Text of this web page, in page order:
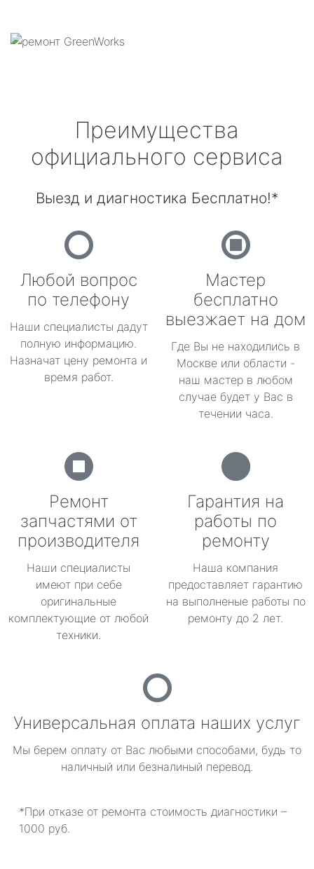
Преимущества
официального сервиса
Выезд и диагностика Бесплатно!*
Любой вопрос
по телефону
Наши специалисты дадут
полную информацию.
Назначат цену ремонта и
время работ.
Мастер
бесплатно
выезжает на дом
Где Вы не находились в
Москве или области -
наш мастер в любом
случае будет у Вас в
течении часа.
Ремонт
запчастями от
производителя
Наши специалисты
имеют при себе
оригинальные
комплектующие от любой
техники.
Гарантия на
работы по
ремонту
Наша компания
предоставляет гарантию
на выполненые работы по
ремонту до 2 лет.
Универсальная оплата наших услуг
Мы берем оплату от Вас любыми способами, будь то
наличный или безналиный перевод.
*При отказе от ремонта стоимость диагностики –
1000 руб.